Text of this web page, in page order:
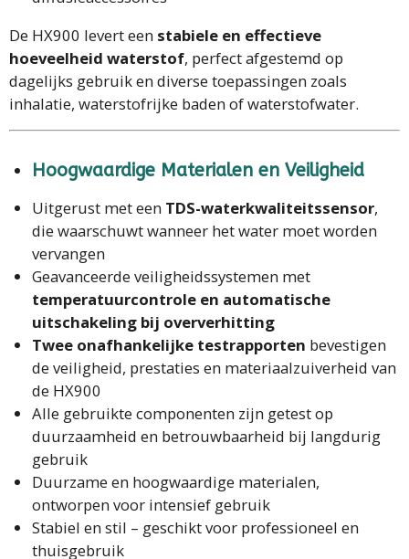
De HX900 levert een stabiele en effectieve
hoeveelheid waterstof, perfect afgestemd op
dagelijks gebruik en diverse toepassingen zoals
inhalatie, waterstofrijke baden of waterstofwater.
Hoogwaardige Materialen en Veiligheid
Uitgerust met een TDS-waterkwaliteitssensor,
die waarschuwt wanneer het water moet worden
vervangen
Geavanceerde veiligheidssystemen met
temperatuurcontrole en automatische
uitschakeling bij oververhitting
Twee onafhankelijke testrapporten bevestigen
de veiligheid, prestaties en materiaalzuiverheid van
de HX900
Alle gebruikte componenten zijn getest op
duurzaamheid en betrouwbaarheid bij langdurig
gebruik
Duurzame en hoogwaardige materialen,
ontworpen voor intensief gebruik
Stabiel en stil – geschikt voor professioneel en
thuisgebruik